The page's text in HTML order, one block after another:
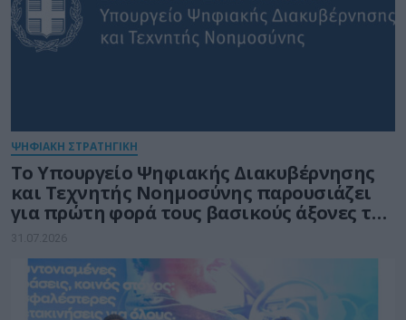
ΨΗΦΙΑΚΗ ΣΤΡΑΤΗΓΙΚΗ
Το Υπουργείο Ψηφιακής Διακυβέρνησης
και Τεχνητής Νοημοσύνης παρουσιάζει
για πρώτη φορά τους βασικούς άξονες του
νέου Εθνικού Διαστημικού Προγράμματος
31.07.2026